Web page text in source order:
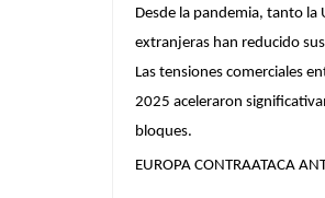
Desde la pandemia, tanto la
extranjeras han reducido
Las tensiones comerciales
2025 aceleraron
bloques.
EUROPA CONTRAATACA